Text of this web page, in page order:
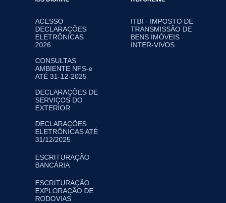
ACESSO
DECLARAÇÕES
ELETRÔNICAS
2026
CONSULTAS
AMBIENTE NFS-e
ATÉ 31-12-2025
DECLARAÇÕES DE
SERVIÇOS DO
EXTERIOR
DECLARAÇÕES
ELETRÔNICAS ATÉ
31/12/2025
ESCRITURAÇÃO
BANCÁRIA
ESCRITURAÇÃO
EXPLORAÇÃO DE
RODOVIAS
ITBI - IMPOSTO DE
TRANSMISSÃO DE
BENS IMÓVEIS
INTER-VIVOS